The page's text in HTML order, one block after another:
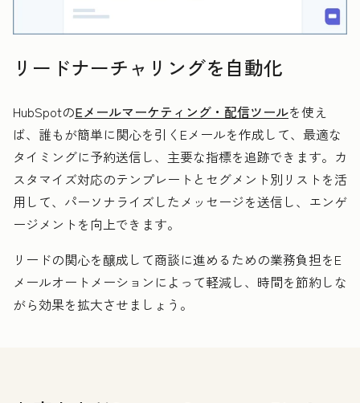
リードナーチャリングを自動化
HubSpotのEメールマーケティング・配信ツールを使え
ば、誰もが簡単に関心を引くEメールを作成して、最適な
タイミングに予約送信し、主要な指標を追跡できます。カ
スタマイズ対応のテンプレートとセグメント別リストを活
用して、パーソナライズしたメッセージを送信し、エンゲ
ージメントを向上できます。
リードの関心を醸成して商談に進めるための業務負担をE
メールオートメーションによって軽減し、時間を節約しな
がら効果を拡大させましょう。